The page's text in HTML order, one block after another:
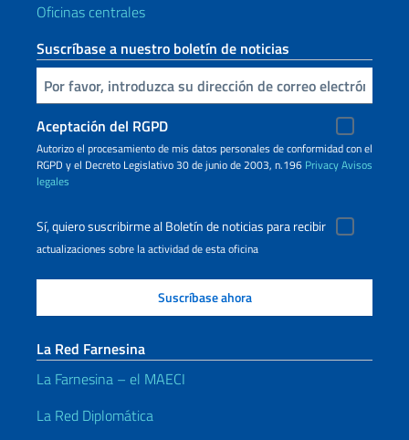
Oficinas centrales
Suscríbase a nuestro boletín de noticias
Inserta tu correo electronico
Aceptación del RGPD
Autorizo ​​el procesamiento de mis datos personales de conformidad con el
RGPD y el Decreto Legislativo 30 de junio de 2003, n.196 PrivacyAvisos
legales
Sí, quiero suscribirme al Boletín de noticias para recibir
actualizaciones sobre la actividad de esta oficina
La Red Farnesina
La Farnesina – el MAECI
La Red Diplomática